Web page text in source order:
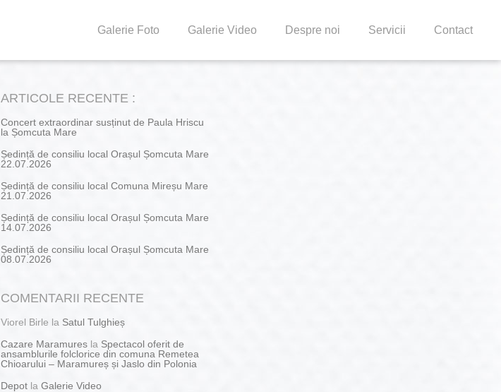
Galerie Foto Galerie Video Despre noi Servicii Contact
ARTICOLE RECENTE :
Concert extraordinar susținut de Paula Hriscu
la Șomcuta Mare
Ședință de consiliu local Orașul Șomcuta Mare
22.07.2026
Ședință de consiliu local Comuna Mireșu Mare
21.07.2026
Ședință de consiliu local Orașul Șomcuta Mare
14.07.2026
Ședință de consiliu local Orașul Șomcuta Mare
08.07.2026
COMENTARII RECENTE
Viorel Birle la Satul Tulghieș
Cazare Maramures la Spectacol oferit de
ansamblurile folclorice din comuna Remetea
Chioarului – Maramureș și Jaslo din Polonia
Depot la Galerie Video